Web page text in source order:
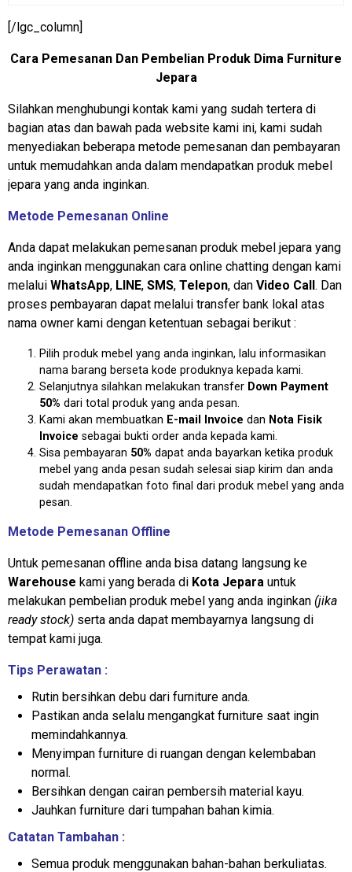
[/lgc_column]
Cara Pemesanan Dan Pembelian Produk Dima Furniture
Jepara
Silahkan menghubungi kontak kami yang sudah tertera di
bagian atas dan bawah pada website kami ini, kami sudah
menyediakan beberapa metode pemesanan dan pembayaran
untuk memudahkan anda dalam mendapatkan produk mebel
jepara yang anda inginkan.
Metode Pemesanan Online
Anda dapat melakukan pemesanan produk mebel jepara yang
anda inginkan menggunakan cara online chatting dengan kami
melalui WhatsApp, LINE, SMS, Telepon, dan Video Call . Dan
proses pembayaran dapat melalui transfer bank lokal atas
nama owner kami dengan ketentuan sebagai berikut :
Pilih produk mebel yang anda inginkan, lalu informasikan
nama barang berseta kode produknya kepada kami.
Selanjutnya silahkan melakukan transfer Down Payment
50% dari total produk yang anda pesan.
Kami akan membuatkan E-mail Invoice dan Nota Fisik
Invoice sebagai bukti order anda kepada kami.
Sisa pembayaran 50% dapat anda bayarkan ketika produk
mebel yang anda pesan sudah selesai siap kirim dan anda
sudah mendapatkan foto final dari produk mebel yang anda
pesan.
Metode Pemesanan Offline
Untuk pemesanan offline anda bisa datang langsung ke
Warehouse kami yang berada di Kota Jepara untuk
melakukan pembelian produk mebel yang anda inginkan (jika
ready stock) serta anda dapat membayarnya langsung di
tempat kami juga.
Tips Perawatan :
Rutin bersihkan debu dari furniture anda.
Pastikan anda selalu mengangkat furniture saat ingin
memindahkannya.
Menyimpan furniture di ruangan dengan kelembaban
normal.
Bersihkan dengan cairan pembersih material kayu.
Jauhkan furniture dari tumpahan bahan kimia.
Catatan Tambahan :
Semua produk menggunakan bahan-bahan berkuliatas.